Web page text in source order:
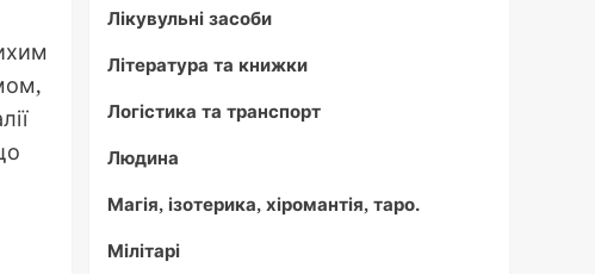
Лікувульні засоби
Література та книжки
Логістика та транспорт
Людина
Магія, ізотерика, хіромантія, таро.
Мілітарі